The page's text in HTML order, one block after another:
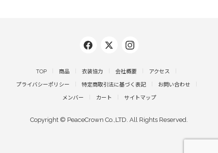
TOP 商品 衣装協力 会社概要 アクセス
プライバシーポリシー 特定商取引法に基づく表記 お問い合わせ
メンバー カート サイトマップ
Copyright © PeaceCrown Co.,LTD. All Rights Reserved.